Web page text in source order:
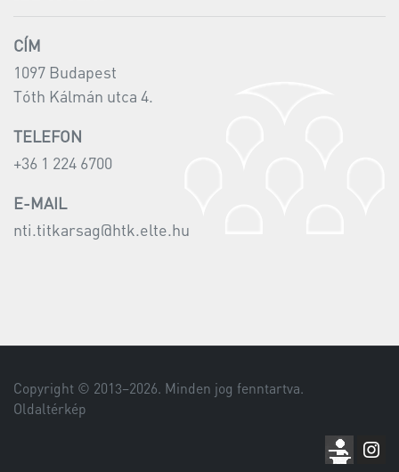
CÍM
1097 Budapest
Tóth Kálmán utca 4.
TELEFON
+36 1 224 6700
E-MAIL
nti.titkarsag@htk.elte.hu
Copyright © 2013–2026. Minden jog fenntartva.
Oldaltérkép